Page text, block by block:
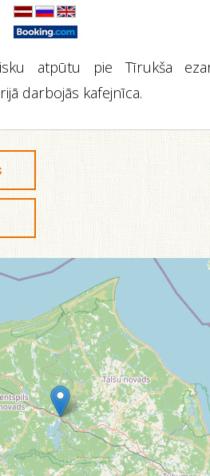
atpūtu pie Tīrukša
darbojās kafejnīca.